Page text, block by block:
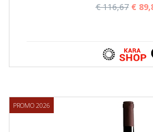
€ 116,67 €
PROMO 2026